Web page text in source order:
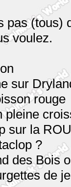
pas (tous)
voulez.
sur
rouge
pleine
sur la
?
des Bois
de